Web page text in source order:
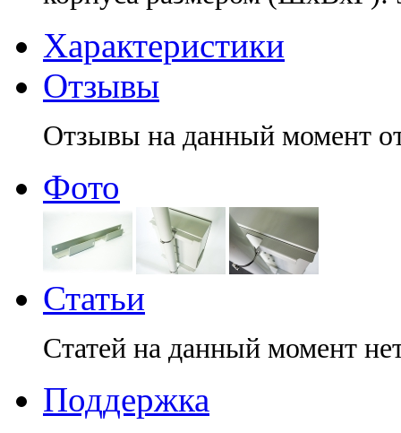
Характеристики
Отзывы
Отзывы на данный момент
Фото
Статьи
Статей на данный момент
Поддержка